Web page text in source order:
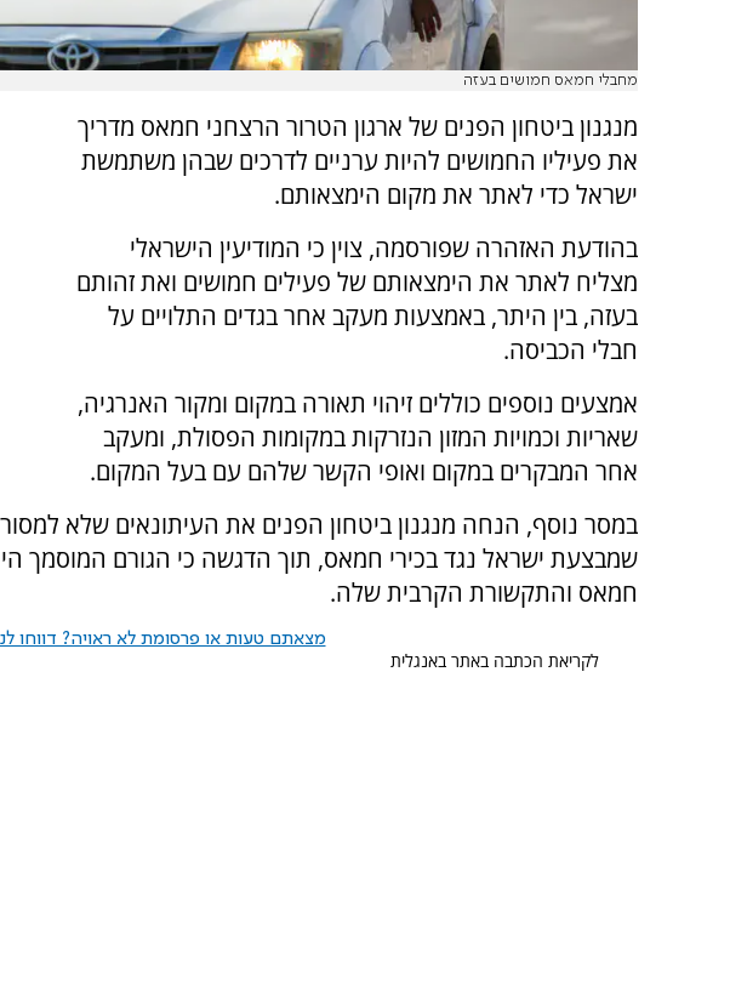
מחבלי חמאס חמושים בעזה
מנגנון ביטחון הפנים של ארגון הטרור הרצחני חמאס מדריך
את פעיליו החמושים להיות ערניים לדרכים שבהן משתמשת
ישראל כדי לאתר את מקום הימצאותם.
בהודעת האזהרה שפורסמה, צוין כי המודיעין הישראלי
מצליח לאתר את הימצאותם של פעילים חמושים ואת זהותם
בעזה, בין היתר, באמצעות מעקב אחר בגדים התלויים על
חבלי הכביסה.
אמצעים נוספים כוללים זיהוי תאורה במקום ומקור האנרגיה,
שאריות וכמויות המזון הנזרקות במקומות הפסולת, ומעקב
אחר המבקרים במקום ואופי הקשר שלהם עם בעל המקום.
במסר נוסף, הנחה מנגנון ביטחון הפנים את העיתונאים שלא
שמבצעת ישראל נגד בכירי חמאס, תוך הדגשה כי הגורם המוסמך
חמאס והתקשורת הקרבית שלה.
מצאתם טעות או פרסומת לא ראויה? דווחו
לקריאת הכתבה באתר באנגלית